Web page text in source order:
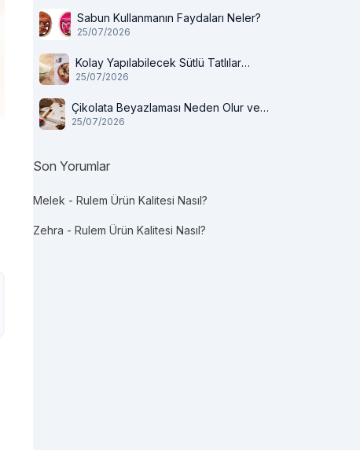
Sabun Kullanmanın Faydaları Neler?
25/07/2026
Kolay Yapılabilecek Sütlü Tatlılar
Nelerdir?
25/07/2026
Çikolata Beyazlaması Neden Olur ve
Tüketilir mi?
25/07/2026
Son Yorumlar
Melek - Rulem Ürün Kalitesi Nasıl?
Zehra - Rulem Ürün Kalitesi Nasıl?